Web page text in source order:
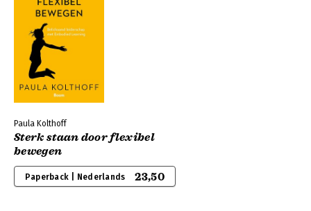
Paula Kolthoff
Sterk staan door flexibel
bewegen
Paperback | Nederlands 23,50